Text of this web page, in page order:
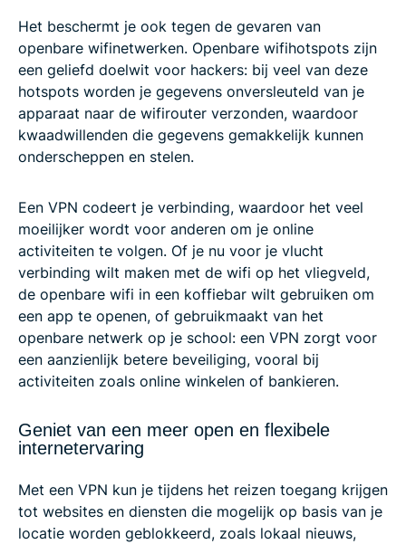
Het beschermt je ook tegen de gevaren van
openbare wifinetwerken. Openbare wifihotspots zijn
een geliefd doelwit voor hackers: bij veel van deze
hotspots worden je gegevens onversleuteld van je
apparaat naar de wifirouter verzonden, waardoor
kwaadwillenden die gegevens gemakkelijk kunnen
onderscheppen en stelen.
Een VPN codeert je verbinding, waardoor het veel
moeilijker wordt voor anderen om je online
activiteiten te volgen. Of je nu voor je vlucht
verbinding wilt maken met de wifi op het vliegveld,
de openbare wifi in een koffiebar wilt gebruiken om
een app te openen, of gebruikmaakt van het
openbare netwerk op je school: een VPN zorgt voor
een aanzienlijk betere beveiliging, vooral bij
activiteiten zoals online winkelen of bankieren.
Geniet van een meer open en flexibele
internetervaring
Met een VPN kun je tijdens het reizen toegang krijgen
tot websites en diensten die mogelijk op basis van je
locatie worden geblokkeerd, zoals lokaal nieuws,